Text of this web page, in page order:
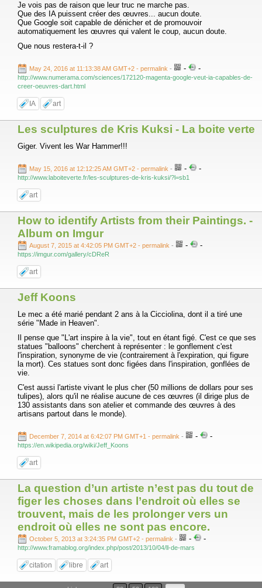
Je vois pas de raison que leur truc ne marche pas.
Que des IA puissent créer des œuvres... aucun doute.
Que Google soit capable de dénicher et de promouvoir
automatiquement les œuvres qui valent le coup, aucun doute.
Que nous restera-t-il ?
May 24, 2016 at 11:13:38 AM GMT+2 - permalink - - -
http://www.numerama.com/sciences/172120-magenta-google-veut-ia-capables-de-
creer-oeuvres-dart.html
IA art
Les sculptures de Kris Kuksi - La boite verte
Giger. Vivent les War Hammer!!!
May 15, 2016 at 12:12:25 AM GMT+2 - permalink - - -
http://www.laboiteverte.fr/les-sculptures-de-kris-kuksi/?l=sb1
art
How to identify Artists from their Paintings. -
Album on Imgur
August 7, 2015 at 4:42:05 PM GMT+2 - permalink - - -
https://imgur.com/gallery/cDReR
art
Jeff Koons
Le mec a été marié pendant 2 ans à la Cicciolina, dont il a tiré une
série "Made in Heaven".
Il pense que "L'art inspire à la vie", tout en étant figé. C'est ce que ses
statues "balloons" cherchent à représenter : le gonflement c'est
l'inspiration, synonyme de vie (contrairement à l'expiration, qui figure
la mort). Ces statues sont donc figées dans l'inspiration, gonflées de
vie.
C'est aussi l'artiste vivant le plus cher (50 millions de dollars pour ses
tulipes), alors qu'il ne réalise aucune de ces œuvres (il dirige plus de
130 assistants dans son atelier et commande des œuvres à des
artisans partout dans le monde).
December 7, 2014 at 6:42:07 PM GMT+1 - permalink - - -
https://en.wikipedia.org/wiki/Jeff_Koons
art
La question d’un artiste n’est pas du tout de
figer les choses dans l’endroit où elles se
trouvent, mais de les prolonger vers un
endroit où elles ne sont pas encore.
October 5, 2013 at 3:24:35 PM GMT+2 - permalink - - -
http://www.framablog.org/index.php/post/2013/10/04/ll-de-mars
citation libre art